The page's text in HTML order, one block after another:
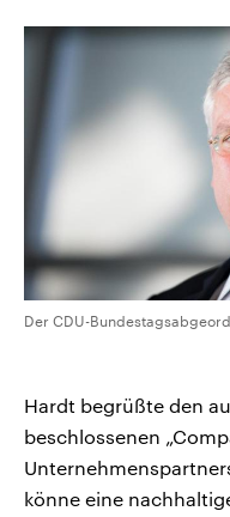
Der CDU-
Hardt begrüßte den
beschlossenen
könne eine